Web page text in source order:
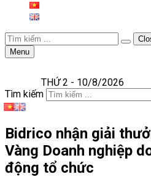
Menu
THỨ 2 - 10/8/2026
Tìm kiếm
Bidrico nhận giải
Vàng Doanh nghiệp
động tổ chức